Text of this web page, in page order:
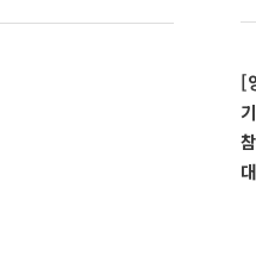
[